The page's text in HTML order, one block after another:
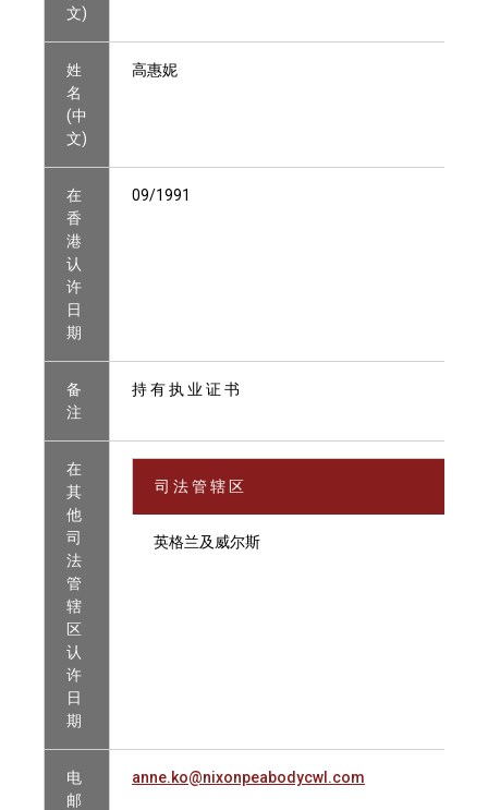
文)
姓
名
(中
文)
高惠妮
在
香
港
认
许
日
期
09/1991
备
注
持 有 执 业 证 书
在
其
他
司
法
管
辖
区
认
许
日
期
司 法 管 辖 区
英格兰及威尔斯
电
邮
anne.ko@nixonpeabodycwl.com